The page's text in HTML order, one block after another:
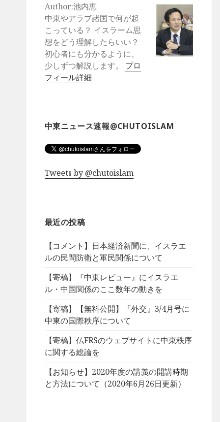
Author:池内恵
中東やアラブ諸国で何が起
こっている？ イスラーム思
想をどう理解したらいい？
初心者にも分かるように、
少しずつ解説します。 プロ
フィール詳細
中東ニュース速報@CHUTOISLAM
Tweets by @chutoislam
最近の投稿
【コメント】日本経済新聞に、イスラエ
ルの民間防衛と軍民関係について
【寄稿】『中東レビュー』にイスラエ
ル・中国関係のここ数年の動きを
【寄稿】【無料公開】『外交』3/4月号に
中東の国際秩序について
【寄稿】仏FRSのウェブサイトに中東秩序
に関する総論を
【お知らせ】2020年度の講義の開講時期
と方法について（2020年6月26日更新）